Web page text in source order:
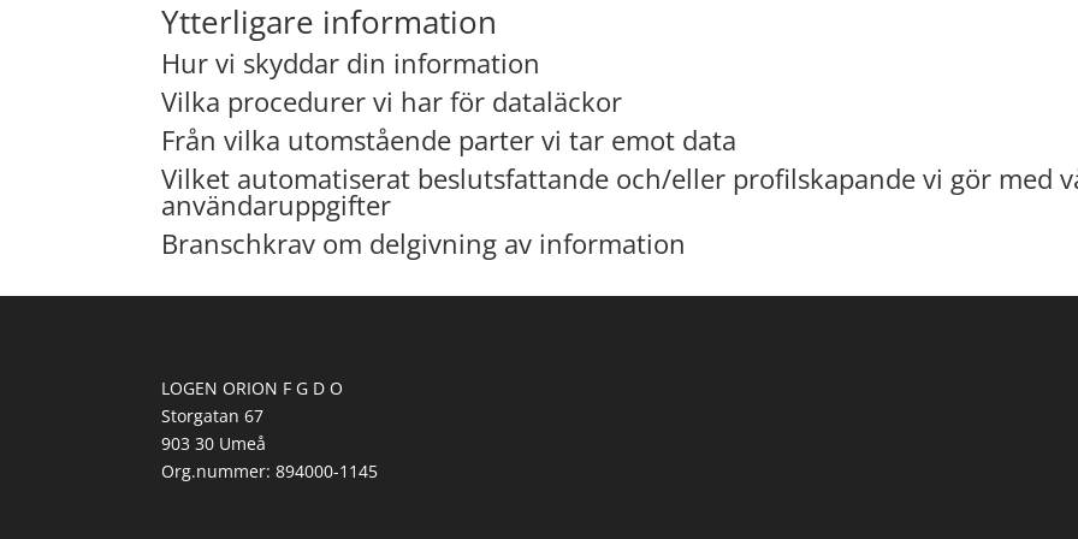
Ytterligare information
Hur vi skyddar din information
Vilka procedurer vi har för dataläckor
Från vilka utomstående parter vi tar emot data
Vilket automatiserat beslutsfattande och/eller profilskapande vi gör med
användaruppgifter
Branschkrav om delgivning av information
LOGEN ORION F G D O
Storgatan 67
903 30 Umeå
Org.nummer: 894000-1145